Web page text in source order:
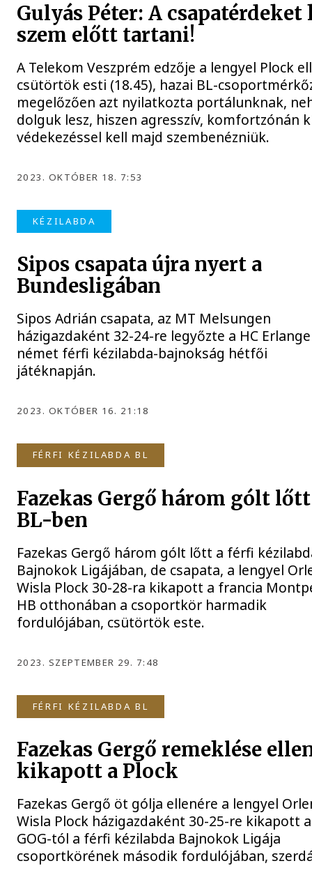
Gulyás Péter: A csapatérdeket
szem előtt tartani!
A Telekom Veszprém edzője a lengyel Plock
csütörtök esti (18.45), hazai BL-
megelőzően azt nyilatkozta portálunknak,
dolguk lesz, hiszen agresszív, komfortzónán
védekezéssel kell majd szembenézniük.
2023. OKTÓBER 18. 7:53
KÉZILABDA
Sipos csapata újra nyert a
Bundesligában
Sipos Adrián csapata, az MT Melsungen
házigazdaként 32-24-re legyőzte a HC
német férfi kézilabda-bajnokság hétfői
játéknapján.
2023. OKTÓBER 16. 21:18
FÉRFI KÉZILABDA BL
Fazekas Gergő három gólt
BL-ben
Fazekas Gergő három gólt lőtt a férfi
Bajnokok Ligájában, de csapata, a lengyel
Wisla Plock 30-28-ra kikapott a francia
HB otthonában a csoportkör harmadik
fordulójában, csütörtök este.
2023. SZEPTEMBER 29. 7:48
FÉRFI KÉZILABDA BL
Fazekas Gergő remeklése
kikapott a Plock
Fazekas Gergő öt gólja ellenére a lengyel
Wisla Plock házigazdaként 30-25-re kikapott
GOG-tól a férfi kézilabda Bajnokok Ligája
csoportkörének második fordulójában,